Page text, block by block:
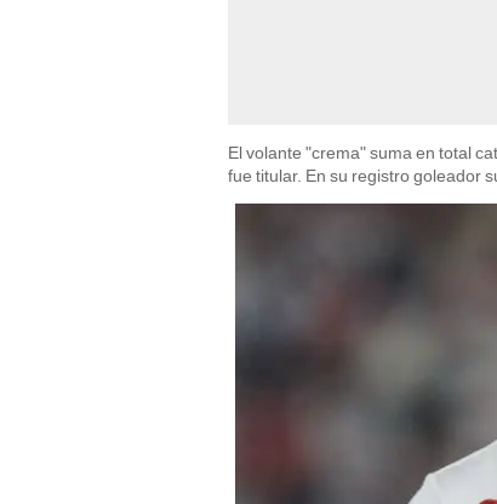
El volante "crema" suma en total
fue titular. En su registro goleador